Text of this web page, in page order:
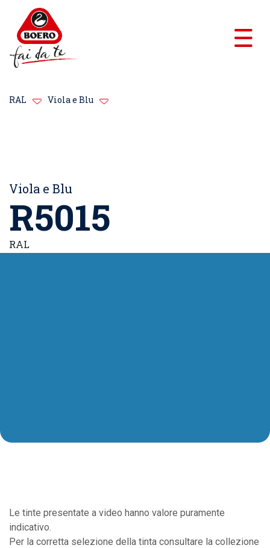
RAL Viola e Blu
Viola e Blu
R5015
RAL
Le tinte presentate a video hanno valore puramente
indicativo.
Per la corretta selezione della tinta consultare la collezione